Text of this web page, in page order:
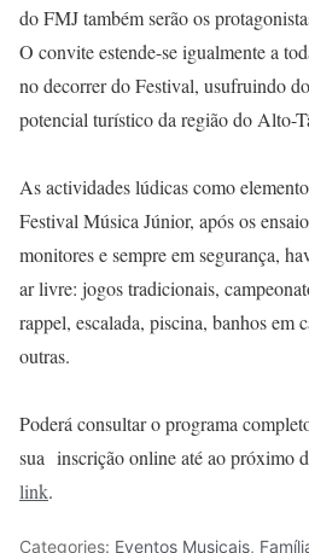
do FMJ também serão os
O convite estende-se igualmente a
no decorrer do Festival, usufruindo
potencial turístico da região do Alto-
As actividades lúdicas como
Festival Música Júnior, após os
monitores e sempre em segurança,
ar livre: jogos tradicionais,
rappel, escalada, piscina, banhos em
outras.
Poderá consultar o programa
sua inscrição online até ao próximo
link.
Categories: Eventos Musicais,